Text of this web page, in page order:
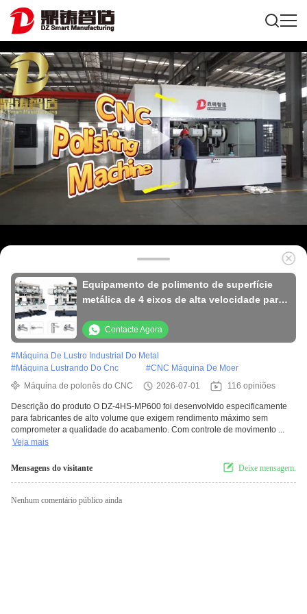
Equipamento de polimento de superfície
metálica de 4 eixos de alta velocidade para
Contacte Agora
#Máquina De Lustro Industrial Do Metal
#Máquina Lustrando Do Cnc #CNC Máquina De Moer
Máquina de polonês do CNC
2026-07-01 116 opiniões
Descrição do produto O DZ-4HS-MP600 foi desenvolvido especificamente
para fabricantes de alto volume que exigem rendimento máximo sem
comprometer a qualidade do acabamento. Com controle de movimento ...
Veja mais
Mensagens do visitante Deixe mensagem.
Nenhum comentário público ainda